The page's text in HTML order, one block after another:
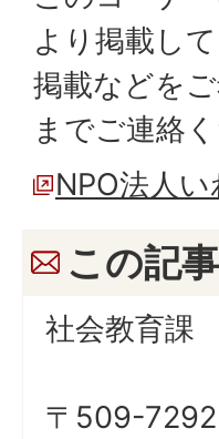
より掲載して
掲載などを
までご連絡く
NPO法人
この記
社会教育課
〒509-7292